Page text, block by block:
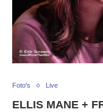
Foto's Live
ELLIS MANE +